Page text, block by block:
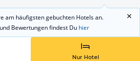
am häufigsten gebuchten Hotels an.
Bewertungen findest Du hier
Nur Hotel